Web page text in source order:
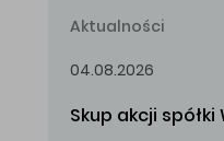
Aktualności
04.08.2026
Skup akcji spółki